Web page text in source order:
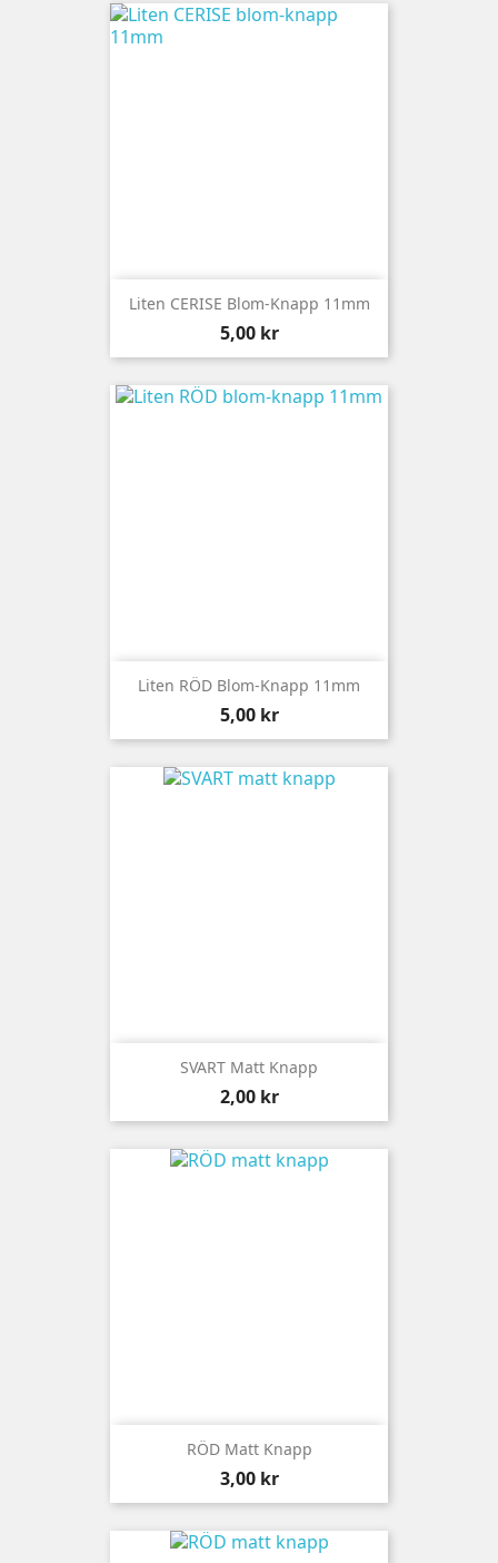
Liten CERISE Blom-Knapp 11mm
Pris
5,00 kr
Liten RÖD Blom-Knapp 11mm
Pris
5,00 kr
SVART Matt Knapp
Pris
2,00 kr
RÖD Matt Knapp
Pris
3,00 kr